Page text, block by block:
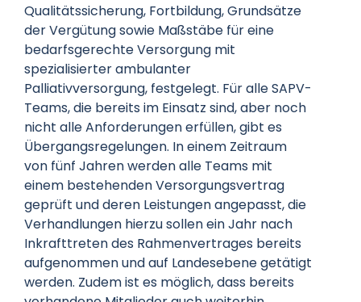
Qualitätssicherung, Fortbildung, Grundsätze
der Vergütung sowie Maßstäbe für eine
bedarfsgerechte Versorgung mit
spezialisierter ambulanter
Palliativversorgung, festgelegt. Für alle SAPV-
Teams, die bereits im Einsatz sind, aber noch
nicht alle Anforderungen erfüllen, gibt es
Übergangsregelungen. In einem Zeitraum
von fünf Jahren werden alle Teams mit
einem bestehenden Versorgungsvertrag
geprüft und deren Leistungen angepasst, die
Verhandlungen hierzu sollen ein Jahr nach
Inkrafttreten des Rahmenvertrages bereits
aufgenommen und auf Landesebene getätigt
werden. Zudem ist es möglich, dass bereits